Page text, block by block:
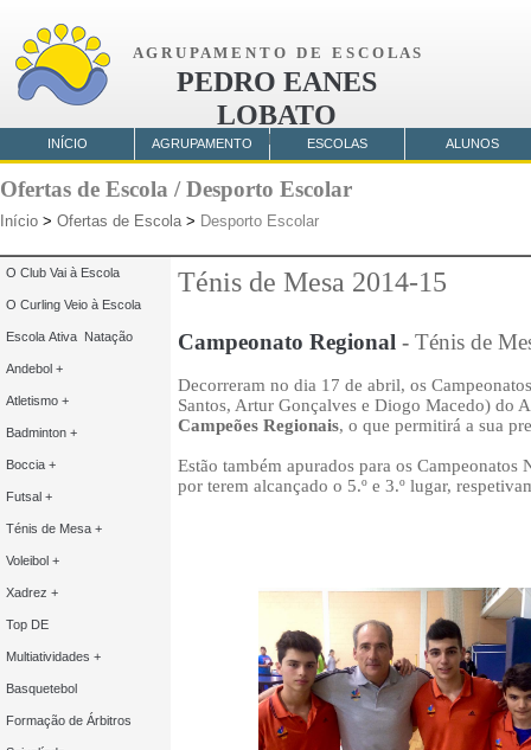
A G R U P A M E N T O D E E S C O L A S
PEDRO EANES
LOBATO
AMORA
Ténis de Mesa 2014-15
Início > Ofertas de Escola > Desporto Escolar
Ofertas de Escola / Desporto Escolar
Campeonato Regional - Ténis de
Decorreram no dia 17 de abril, os
Santos, Artur Gonçalves e Diogo Macedo) do
Campeões Regionais, o que permitirá a sua
Estão também apurados para os
por terem alcançado o 5.º e 3.º lugar,
O Club Vai à Escola
O Curling Veio à Escola
Escola Ativa Natação
Andebol +
Atletismo +
Badminton +
Boccia +
Futsal +
Ténis de Mesa +
Voleibol +
Xadrez +
Top DE
Multiatividades +
Basquetebol
Formação de Árbitros
INÍCIO AGRUPAMENTO ESCOLAS ALUNOS